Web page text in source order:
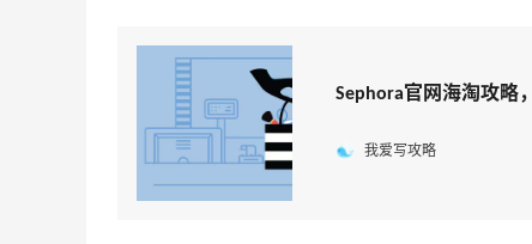
Sephora官网海淘攻略
我爱写攻略